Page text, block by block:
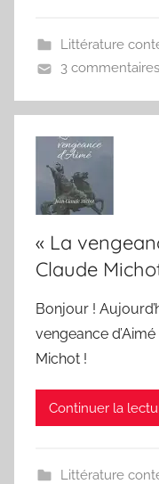
Littérature
3 commentaires
« La
Claude
Bonjour !
vengeance
Michot !
Continuer la
Littérature